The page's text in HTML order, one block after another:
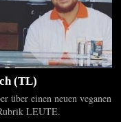
(TL)
über einen neuen veganen
LEUTE.